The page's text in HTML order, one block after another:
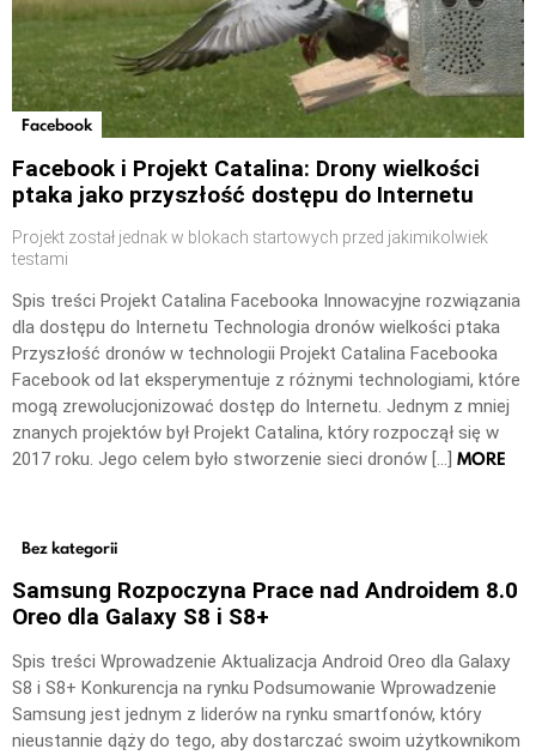
Facebook
Facebook i Projekt Catalina: Drony wielkości
ptaka jako przyszłość dostępu do Internetu
Projekt został jednak w blokach startowych przed jakimikolwiek
testami
Spis treści Projekt Catalina Facebooka Innowacyjne rozwiązania
dla dostępu do Internetu Technologia dronów wielkości ptaka
Przyszłość dronów w technologii Projekt Catalina Facebooka
Facebook od lat eksperymentuje z różnymi technologiami, które
mogą zrewolucjonizować dostęp do Internetu. Jednym z mniej
znanych projektów był Projekt Catalina, który rozpoczął się w
2017 roku. Jego celem było stworzenie sieci dronów […] MORE
Bez kategorii
Samsung Rozpoczyna Prace nad Androidem 8.0
Oreo dla Galaxy S8 i S8+
Spis treści Wprowadzenie Aktualizacja Android Oreo dla Galaxy
S8 i S8+ Konkurencja na rynku Podsumowanie Wprowadzenie
Samsung jest jednym z liderów na rynku smartfonów, który
nieustannie dąży do tego, aby dostarczać swoim użytkownikom